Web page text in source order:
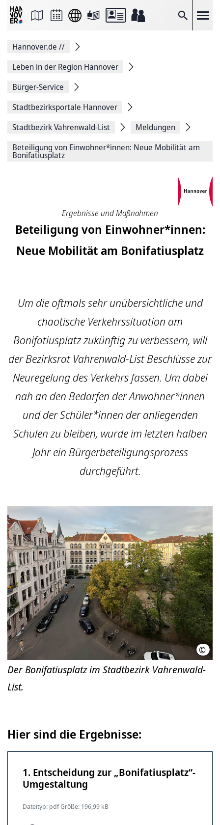
Suche
Seite
Facebook
teilen
Seitenlink
Seite
Hannover.de //
Leben in der Region Hannover
Bürger-Service
Stadtbezirksportale Hannover
Stadtbezirk Vahrenwald-List
Meldungen
Beteiligung von Einwohner*innen: Neue Mobilität am
Bonifatiusplatz
Ergebnisse und Maßnahmen
Beteiligung von Einwohner*innen:
Neue Mobilität am Bonifatiusplatz
Um die oftmals sehr unübersichtliche und
chaotische Verkehrssituation am
Bonifatiusplatz zukünftig zu verbessern, will
der Bezirksrat Vahrenwald-List Beschlüsse zur
Neuregelung des Verkehrs fassen. Um dabei
nah an den Bedarfen der Anwohner*innen
und der Schüler*innen der anliegenden
Schulen zu bleiben, wurde im letzten halben
Jahr ein Bürgerbeteiligungsprozess
durchgeführt.
© LHH
Der Bonifatiusplatz im Stadtbezirk Vahrenwald-
List.
Hier sind die Ergebnisse:
1. Entscheidung zur „Bonifatiusplatz“-
Umgestaltung
Dateityp: pdf Größe: 196,99 kB